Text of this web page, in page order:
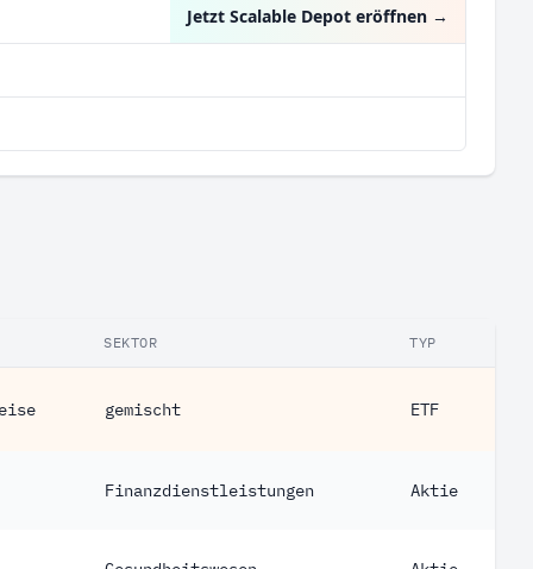
Jetzt Scalable Depot eröffnen →
SEKTOR TYP
gemischt ETF
Finanzdienstleistungen Aktie